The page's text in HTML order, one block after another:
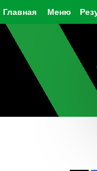
Главная Меню